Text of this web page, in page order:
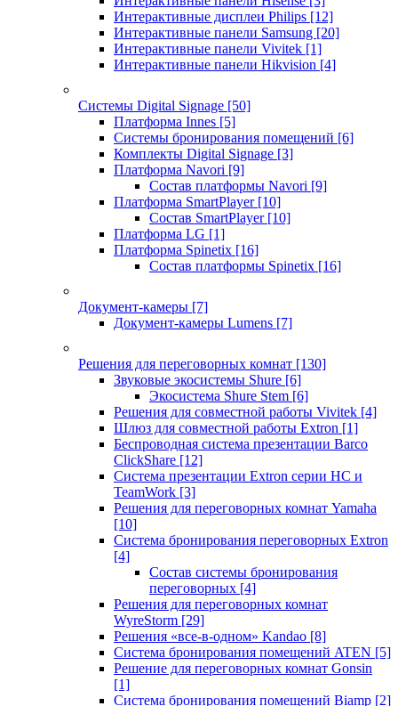
Интерактивные дисплеи Philips [12]
Интерактивные панели Samsung [20]
Интерактивные панели Vivitek [1]
Интерактивные панели Hikvision [4]
Системы Digital Signage [50]
Платформа Innes [5]
Системы бронирования помещений [6]
Комплекты Digital Signage [3]
Платформа Navori [9]
Состав платформы Navori [9]
Платформа SmartPlayer [10]
Состав SmartPlayer [10]
Платформа LG [1]
Платформа Spinetix [16]
Состав платформы Spinetix [16]
Документ-камеры [7]
Документ-камеры Lumens [7]
Решения для переговорных комнат [130]
Звуковые экосистемы Shure [6]
Экосистема Shure Stem [6]
Решения для совместной работы Vivitek [4]
Шлюз для совместной работы Extron [1]
Беспроводная система презентации Barco
ClickShare [12]
Система презентации Extron серии HC и
TeamWork [3]
Решения для переговорных комнат Yamaha
[10]
Система бронирования переговорных Extron
[4]
Состав системы бронирования
переговорных [4]
Решения для переговорных комнат
WyreStorm [29]
Решения «все-в-одном» Kandao [8]
Система бронирования помещений ATEN [5]
Решение для переговорных комнат Gonsin
[1]
Система бронирования помещений Biamp [2]